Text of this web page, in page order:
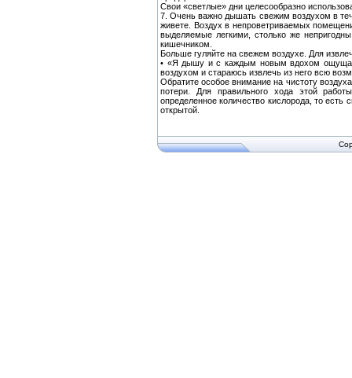
Свои «светлые» дни целесообразно
7. Очень важно дышать свежим воздухом в
живете. Воздух в непроветриваемых
выделяемые легкими, столько же
кишечником.
Больше гуляйте на свежем воздухе. Для
• «Я дышу и с каждым новым вдохом
воздухом и стараюсь извлечь из него всю
Обратите особое внимание на чистоту
потери. Для правильного хода этой
определенное количество кислорода, то
открытой.